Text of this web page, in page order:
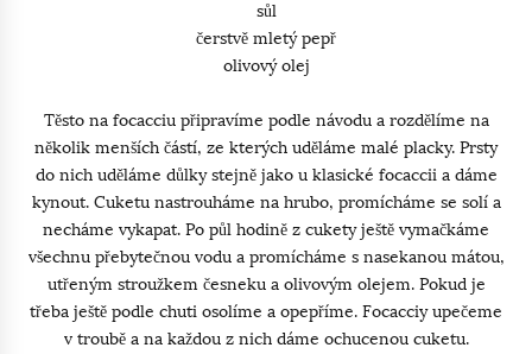
sůl
čerstvě mletý pepř
olivový olej
Těsto na focacciu připravíme podle návodu a rozdělíme na
několik menších částí, ze kterých uděláme malé placky. Prsty
do nich uděláme důlky stejně jako u klasické focaccii a dáme
kynout. Cuketu nastrouháme na hrubo, promícháme se solí a
necháme vykapat. Po půl hodině z cukety ještě vymačkáme
všechnu přebytečnou vodu a promícháme s nasekanou mátou,
utřeným stroužkem česneku a olivovým olejem. Pokud je
třeba ještě podle chuti osolíme a opepříme. Focacciy upečeme
v troubě a na každou z nich dáme ochucenou cuketu.